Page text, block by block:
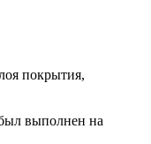
покрытия,
выполнен на